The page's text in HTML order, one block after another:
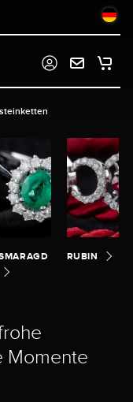
RUBIN
Momente